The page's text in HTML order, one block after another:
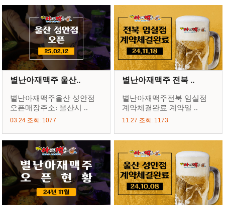
별난아재맥주 울산..
별난아재맥주울산 성안점
오픈매장주소: 울산시 ..
03.24 조회: 1077
별난아재맥주 전북 ..
별난아재맥주전북 임실점
계약체결완료 계약일 ..
11.27 조회: 1173